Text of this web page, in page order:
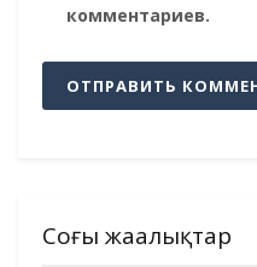
комментариев.
Соңғы жаңалықтар